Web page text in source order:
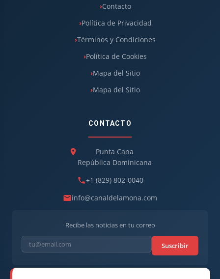
Contacto
Política de Privacidad
Términos y Condiciones
Política de Cookies
Mapa del Sitio
Mapa del Sitio
CONTACTO
Punta Cana
República Dominicana
+1 (829) 802-0040
info@canaldelamona.com
Recibe las noticias en tu correo
Suscribir